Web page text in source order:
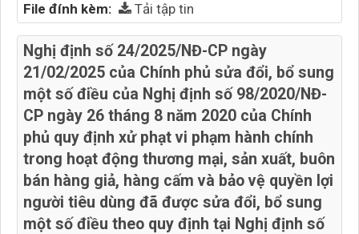
File đính kèm: Tải tập tin
Nghị định số 24/2025/NĐ-CP ngày
21/02/2025 của Chính phủ sửa đổi, bổ sung
một số điều của Nghị định số 98/2020/NĐ-
CP ngày 26 tháng 8 năm 2020 của Chính
phủ quy định xử phạt vi phạm hành chính
trong hoạt động thương mại, sản xuất, buôn
bán hàng giả, hàng cấm và bảo vệ quyền lợi
người tiêu dùng đã được sửa đổi, bổ sung
một số điều theo quy định tại Nghị định số